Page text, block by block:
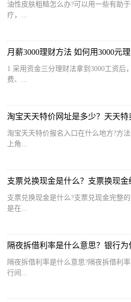
油性皮肤粗糙怎么办?可以用一些有助
疗，...
月薪3000理财方法 如何用3000元理
1 采用资金三分理财法拿到3000工资后，将资金分为分别是生活
费、...
淘宝天天特价网址是多少？天天特
淘宝天天特价报名入口在什么地方?方
上角...
支票兑换现金是什么？支票换现金
支票兑换现金是什么?支票兑现金完整
是在...
隔夜拆借利率是什么意思？银行为
隔夜拆借利率是什么意思?隔夜拆借利
行间...